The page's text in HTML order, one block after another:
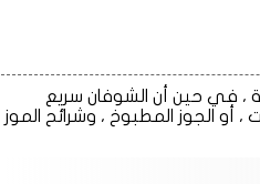
تفعل عادة. قد يستغرق طهي دقيق الشوفان من 10 إلى 15 دقيقة ، في حين أن الشوفان سريع
الجوز المطبوخ ، وشرائح الموز